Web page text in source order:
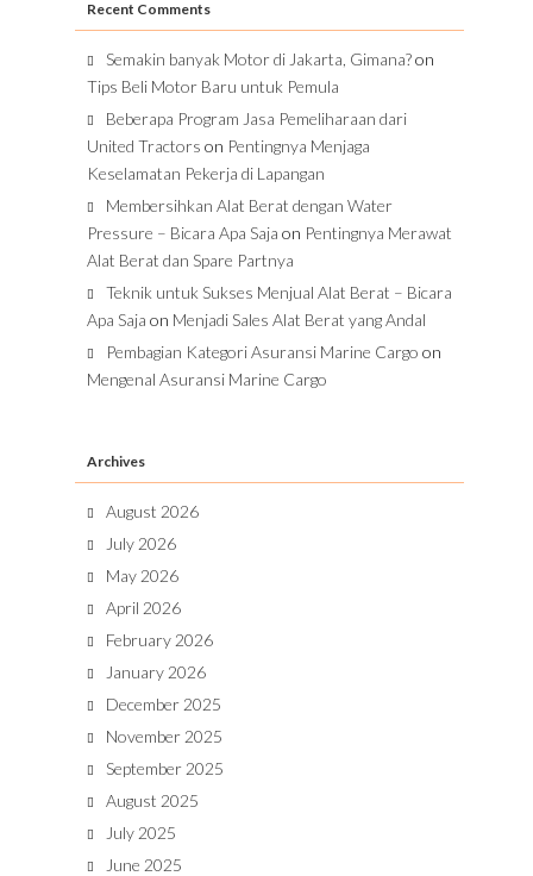
Recent Comments
Semakin banyak Motor di Jakarta, Gimana?on
Tips Beli Motor Baru untuk Pemula
Beberapa Program Jasa Pemeliharaan dari
United Tractors on Pentingnya Menjaga
Keselamatan Pekerja di Lapangan
Membersihkan Alat Berat dengan Water
Pressure – Bicara Apa Saja on Pentingnya Merawat
Alat Berat dan Spare Partnya
Teknik untuk Sukses Menjual Alat Berat – Bicara
Apa Saja on Menjadi Sales Alat Berat yang Andal
Pembagian Kategori Asuransi Marine Cargo on
Mengenal Asuransi Marine Cargo
Archives
August 2026
July 2026
May 2026
April 2026
February 2026
January 2026
December 2025
November 2025
September 2025
August 2025
July 2025
June 2025